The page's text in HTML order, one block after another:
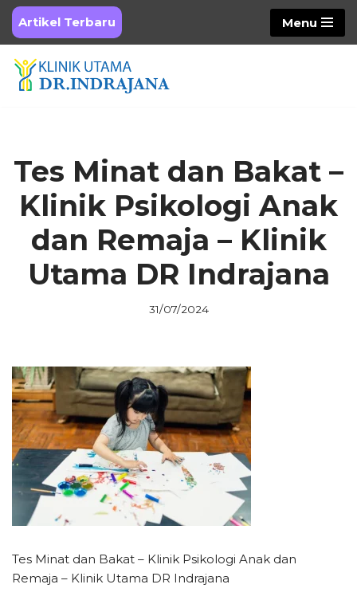
Skip
to
content
Artikel Terbaru Menu
Tes Minat dan Bakat –
Klinik Psikologi Anak
dan Remaja – Klinik
Utama DR Indrajana
31/07/2024
Tes Minat dan Bakat – Klinik Psikologi Anak dan
Remaja – Klinik Utama DR Indrajana